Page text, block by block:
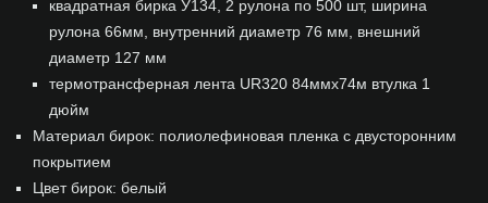
квадратная бирка У134, 2 рулона по 500 шт, ширина
рулона 66мм, внутренний диаметр 76 мм, внешний
диаметр 127 мм
термотрансферная лента UR320 84ммх74м втулка 1
дюйм
Материал бирок: полиолефиновая пленка с двусторонним
покрытием
Цвет бирок: белый